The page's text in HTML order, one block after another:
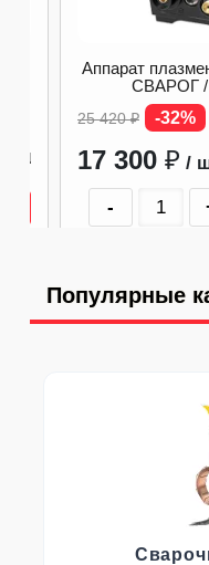
Аппарат
СВАРОГ /
25 420₽ -32%
17 300 ₽ /
-
Популярные